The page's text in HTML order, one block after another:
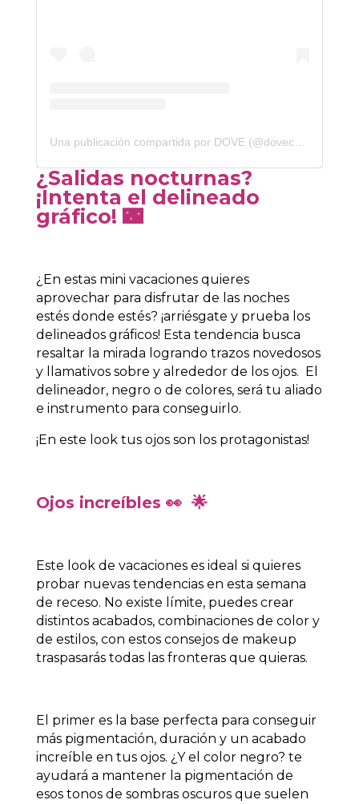
¿Salidas nocturnas?
¡Intenta el delineado
gráfico! 🌃
¿En estas mini vacaciones quieres
aprovechar para disfrutar de las noches
estés donde estés? ¡arriésgate y prueba los
delineados gráficos! Esta tendencia busca
resaltar la mirada logrando trazos novedosos
y llamativos sobre y alrededor de los ojos. El
delineador, negro o de colores, será tu aliado
e instrumento para conseguirlo.
¡En este look tus ojos son los protagonistas!
Ojos increíbles 👀 🌟
Este look de vacaciones es ideal si quieres
probar nuevas tendencias en esta semana
de receso. No existe límite, puedes crear
distintos acabados, combinaciones de color y
de estilos, con estos consejos de makeup
traspasarás todas las fronteras que quieras.
El primer es la base perfecta para conseguir
más pigmentación, duración y un acabado
increíble en tus ojos. ¿Y el color negro? te
ayudará a mantener la pigmentación de
esos tonos de sombras oscuros que suelen